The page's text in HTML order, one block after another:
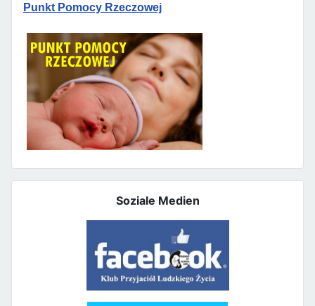
Punkt Pomocy Rzeczowej
Soziale Medien